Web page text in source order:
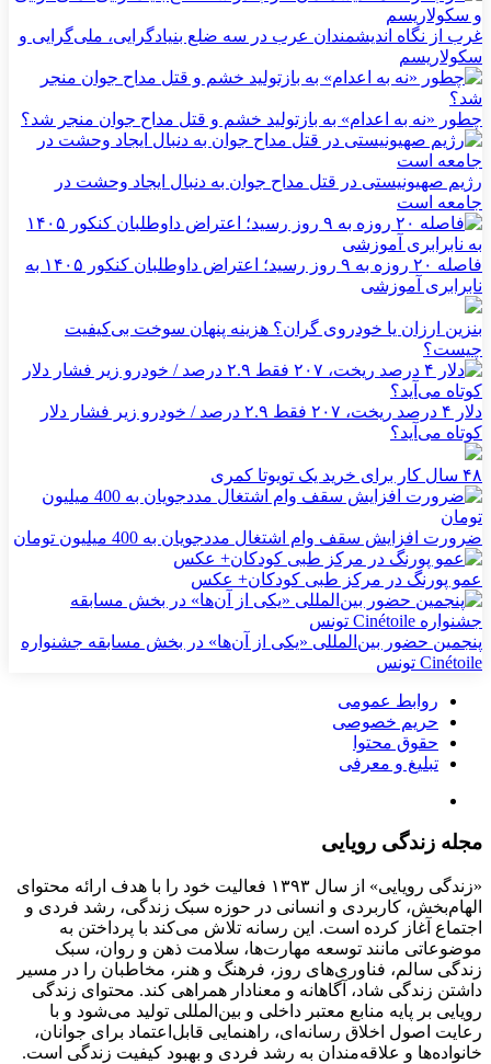
غرب از نگاه اندیشمندان عرب در سه ضلع بنیادگرایی، ملی‌گرایی و
سکولاریسم
چطور «نه به اعدام» به بازتولید خشم و قتل مداح جوان منجر شد؟
رژیم صهیونیستی در قتل مداح جوان به دنبال ایجاد وحشت در
جامعه است
فاصله ۲۰ روزه به ۹ روز رسید؛ اعتراض داوطلبان کنکور ۱۴۰۵ به
نابرابری آموزشی
بنزین ارزان یا خودروی گران؟ هزینه پنهان سوخت بی‌کیفیت
چیست؟
دلار ۴ درصد ریخت، ۲۰۷ فقط ۲.۹ درصد / خودرو زیر فشار دلار
کوتاه می‌آید؟
۴۸ سال کار برای خرید یک تویوتا کمری
ضرورت افزایش سقف وام اشتغال مددجویان به 400 میلیون تومان
عمو پورنگ در مرکز طبی کودکان+ عکس
پنجمین حضور بین‌المللی «یکی از آن‌ها» در بخش مسابقه جشنواره
Cinétoile تونس
روابط عمومی
حریم خصوصی
حقوق محتوا
تبلیغ و معرفی
مجله زندگی رویایی
«زندگی رویایی» از سال ۱۳۹۳ فعالیت خود را با هدف ارائه محتوای
الهام‌بخش، کاربردی و انسانی در حوزه سبک زندگی، رشد فردی و
اجتماع آغاز کرده است. این رسانه تلاش می‌کند با پرداختن به
موضوعاتی مانند توسعه مهارت‌ها، سلامت ذهن و روان، سبک
زندگی سالم، فناوری‌های روز، فرهنگ و هنر، مخاطبان را در مسیر
داشتن زندگی شاد، آگاهانه و معنادار همراهی کند. محتوای زندگی
رویایی بر پایه منابع معتبر داخلی و بین‌المللی تولید می‌شود و با
رعایت اصول اخلاق رسانه‌ای، راهنمایی قابل‌اعتماد برای جوانان،
خانواده‌ها و علاقه‌مندان به رشد فردی و بهبود کیفیت زندگی است.